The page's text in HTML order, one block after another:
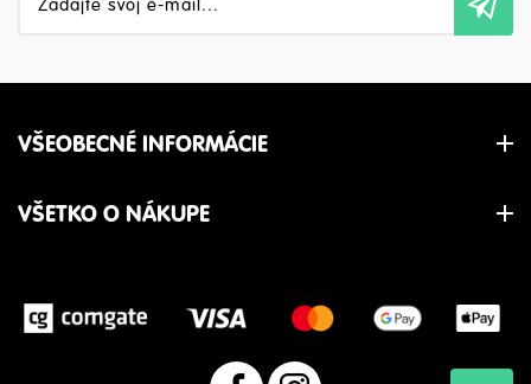
VŠEOBECNÉ INFORMÁCIE
Kontakt
Podujatia
VŠETKO O NÁKUPE
Starostlivosť o oblečenie